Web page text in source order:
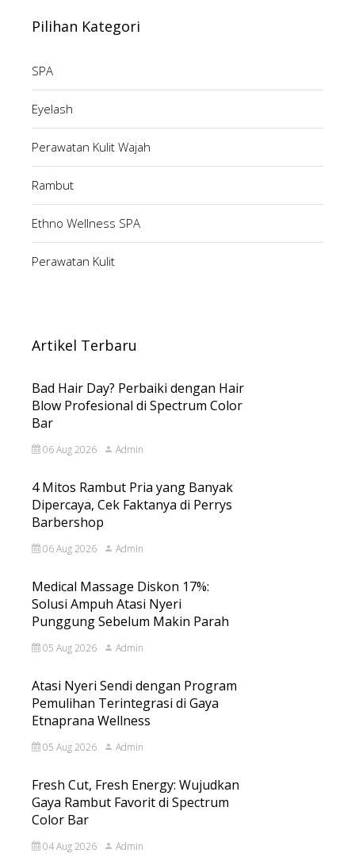
Pilihan Kategori
SPA
Eyelash
Perawatan Kulit Wajah
Rambut
Ethno Wellness SPA
Perawatan Kulit
Artikel Terbaru
Bad Hair Day? Perbaiki dengan Hair
Blow Profesional di Spectrum Color
Bar
06 Aug 2026 Admin
4 Mitos Rambut Pria yang Banyak
Dipercaya, Cek Faktanya di Perrys
Barbershop
06 Aug 2026 Admin
Medical Massage Diskon 17%:
Solusi Ampuh Atasi Nyeri
Punggung Sebelum Makin Parah
05 Aug 2026 Admin
Atasi Nyeri Sendi dengan Program
Pemulihan Terintegrasi di Gaya
Etnaprana Wellness
05 Aug 2026 Admin
Fresh Cut, Fresh Energy: Wujudkan
Gaya Rambut Favorit di Spectrum
Color Bar
04 Aug 2026 Admin